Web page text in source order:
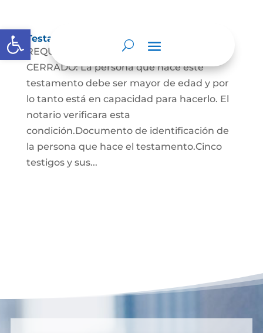
Abrir barra de herramientas
Testamento Cerrado
REQUISITOS PARA EL TESTAMENTO
CERRADO: La persona que hace este
testamento debe ser mayor de edad y por
lo tanto está en capacidad para hacerlo. El
notario verificara esta
condición.Documento de identificación de
la persona que hace el testamento.Cinco
testigos y sus...